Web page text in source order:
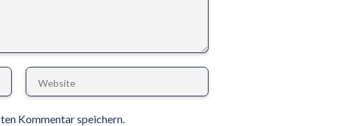
Kommentar speichern.